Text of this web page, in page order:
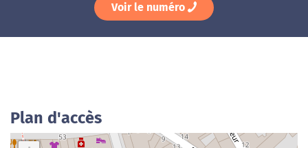
Voir le numéro
Plan d'accès